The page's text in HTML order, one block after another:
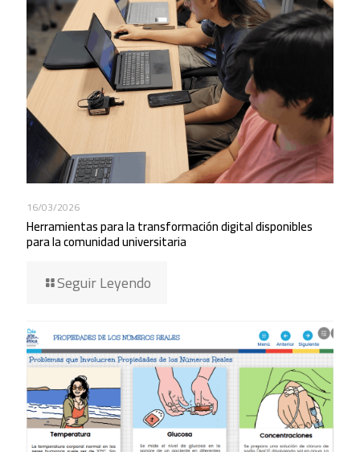
16/03/2026
Herramientas para la transformación digital disponibles
para la comunidad universitaria
Seguir Leyendo